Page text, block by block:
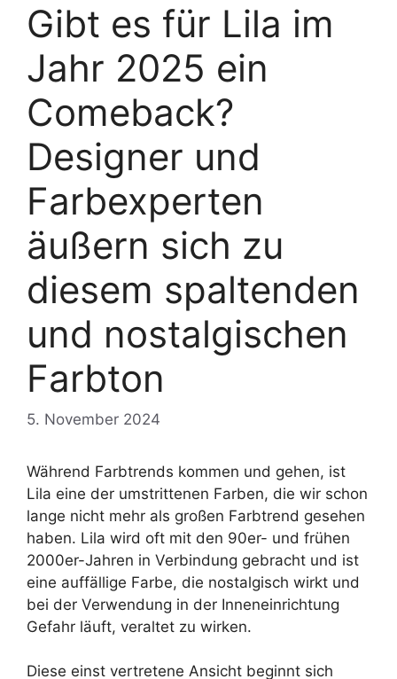
Gibt es für Lila im
Jahr 2025 ein
Comeback?
Designer und
Farbexperten
äußern sich zu
diesem spaltenden
und nostalgischen
Farbton
5. November 2024
Während Farbtrends kommen und gehen, ist
Lila eine der umstrittenen Farben, die wir schon
lange nicht mehr als großen Farbtrend gesehen
haben. Lila wird oft mit den 90er- und frühen
2000er-Jahren in Verbindung gebracht und ist
eine auffällige Farbe, die nostalgisch wirkt und
bei der Verwendung in der Inneneinrichtung
Gefahr läuft, veraltet zu wirken.
Diese einst vertretene Ansicht beginnt sich